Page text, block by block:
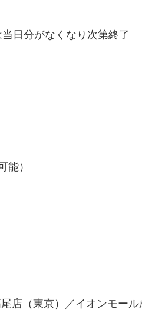
日分がなくなり次第終了
能）
店（東京）／イオンモー